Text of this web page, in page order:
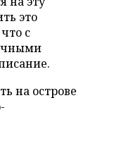
это
с
на острове